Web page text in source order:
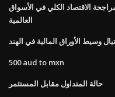
مراجحة الاقتصاد الكلي في الأسواق
العالمية
وسيط الأوراق المالية في الهند
500 aud to mxn
حالة المتداول مقابل المستثمر